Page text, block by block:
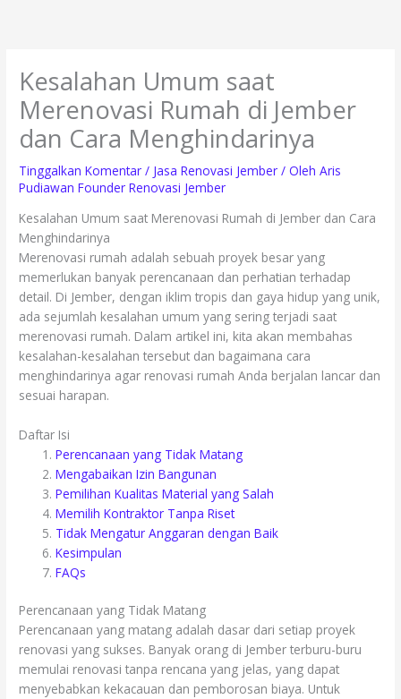
Kesalahan Umum saat
Merenovasi Rumah di Jember
dan Cara Menghindarinya
Tinggalkan Komentar / Jasa Renovasi Jember / OlehAris
Pudiawan Founder Renovasi Jember
Kesalahan Umum saat Merenovasi Rumah di Jember dan Cara
Menghindarinya
Merenovasi rumah adalah sebuah proyek besar yang
memerlukan banyak perencanaan dan perhatian terhadap
detail. Di Jember, dengan iklim tropis dan gaya hidup yang unik,
ada sejumlah kesalahan umum yang sering terjadi saat
merenovasi rumah. Dalam artikel ini, kita akan membahas
kesalahan-kesalahan tersebut dan bagaimana cara
menghindarinya agar renovasi rumah Anda berjalan lancar dan
sesuai harapan.
Daftar Isi
Perencanaan yang Tidak Matang
Mengabaikan Izin Bangunan
Pemilihan Kualitas Material yang Salah
Memilih Kontraktor Tanpa Riset
Tidak Mengatur Anggaran dengan Baik
Kesimpulan
FAQs
Perencanaan yang Tidak Matang
Perencanaan yang matang adalah dasar dari setiap proyek
renovasi yang sukses. Banyak orang di Jember terburu-buru
memulai renovasi tanpa rencana yang jelas, yang dapat
menyebabkan kekacauan dan pemborosan biaya. Untuk